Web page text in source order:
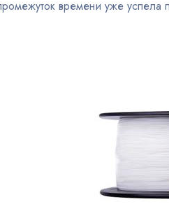
времени уже